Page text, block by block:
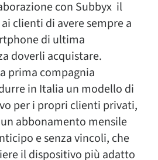
con Subbyx il
clienti di avere sempre a
di ultima
doverli acquistare.
prima compagnia
in Italia un modello di
per i propri clienti privati,
abbonamento mensile
e senza vincoli, che
il dispositivo più adatto